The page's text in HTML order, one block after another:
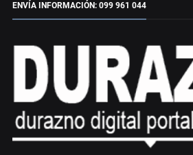
ENVÍA INFORMACIÓN: 099 961 044